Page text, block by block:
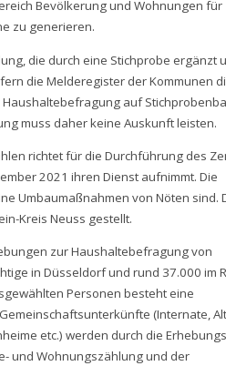
Bevölkerung und Wohnungen für
zu generieren.
die durch eine Stichprobe ergänzt
die Melderegister der Kommunen
auf
muss daher keine Auskunft leisten.
richtet für die Durchführung des
2021 ihren Dienst aufnimmt. Die
Umbaumaßnahmen von Nöten sind.
Kreis Neuss gestellt.
zur Haushaltebefragung von
in Düsseldorf und rund 37.000 im
Personen besteht eine
(Internate,
etc.) werden durch die
und Wohnungszählung und der